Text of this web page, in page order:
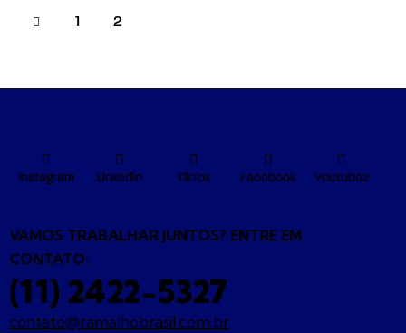
1 2
Instagram Linkedin TikTok Facebook Youtube2
VAMOS TRABALHAR JUNTOS? ENTRE EM
CONTATO:
(11) 2422-5327
contato@ramalhobrasil.com.br